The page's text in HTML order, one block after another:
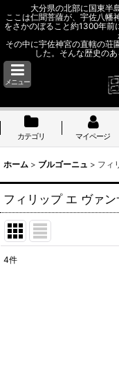
大分県の北部に国東半
ここは仁聞菩薩が、宇佐八幡
をさかのぼること約1300年前
その中に宇佐神宮の直轄の荘
した。そんな歴史の
メニュー
カテゴリ マイページ
ホーム > ブルゴーニュ > フィ
フィリップ エ ヴァ
4件